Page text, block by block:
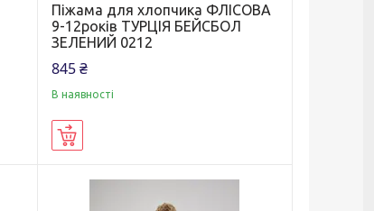
Піжама для хлопчика ФЛІСОВА
9-12років ТУРЦІЯ БЕЙСБОЛ
ЗЕЛЕНИЙ 0212
845 ₴
В наявності